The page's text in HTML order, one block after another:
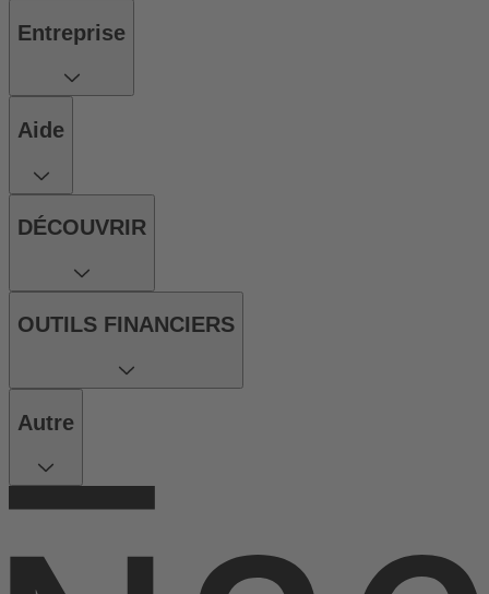
Entreprise
Aide
DÉCOUVRIR
OUTILS FINANCIERS
Autre